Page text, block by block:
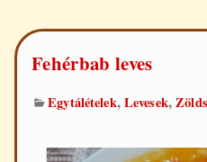
Fehérbab leves
Egytálételek,Levesek,